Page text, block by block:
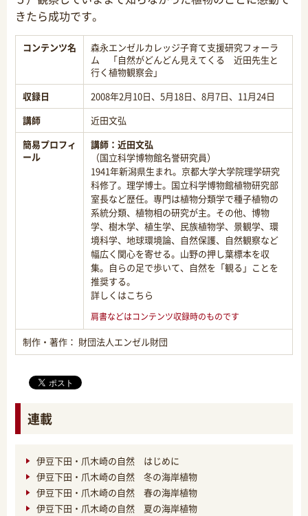
きたら成功です。
コンテンツ名
森永エンゼルカレッジ子育て支援研究フォーラ
ム 「自然がどんどん見えてくる 近田先生と
行く植物観察会」
収録日
2008年2月10日、5月18日、8月7日、11月24日
講師
近田文弘
簡易プロフィ
ール
講師： 近田文弘
（国立科学博物館名誉研究員）
1941年新潟県生まれ。京都大学大学院理学研究
科修了。理学博士。国立科学博物館植物研究部
室長など歴任。専門は植物分類学で種子植物の
系統分類、植物相の研究が主。その他、博物
学、樹木学、植生学、民族植物学、景観学、環
境科学、地球環境論、自然保護、自然観察など
幅広く関心を寄せる。山野の押し葉標本を収
集。自らの足で歩いて、自然を「観る」ことを
推奨する。
詳しくはこちら
肩書などはコンテンツ収録時のものです
制作・著作： 財団法人エンゼル財団
連載
伊豆下田・爪木崎の自然 はじめに
伊豆下田・爪木崎の自然 冬の海岸植物
伊豆下田・爪木崎の自然 春の海岸植物
伊豆下田・爪木崎の自然 夏の海岸植物